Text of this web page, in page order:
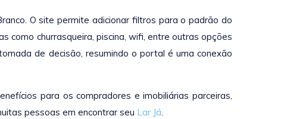
O site permite adicionar filtros para o padrão do
como churrasqueira, piscina, wifi, entre outras opções
de decisão, resumindo o portal é uma conexão
para os compradores e imobiliárias parceiras,
pessoas em encontrar seu Lar Já.